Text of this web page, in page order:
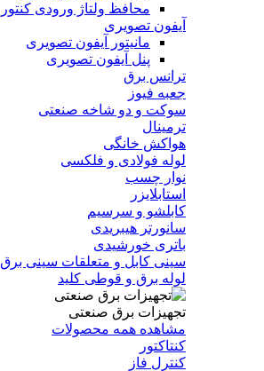
محافظ ولتاژ ورودی کنتور
آیفون تصویری
مانیتور آیفون تصویری
پنل آیفون تصویری
ترانس برق
جعبه فیوز
سوکت و دو شاخه صنعتی
ترمینال
هواکش خانگی
لوله فولادی و فلکسی
نوار چسب
استابلایزر
کابلشو و سرسیم
سانورتر هیبریدی
باتری خورشیدی
سینی کابل و متعلقات سینی برق
لوله برق و قوطی کلید
تجهیزات برق صنعتی
مشاهده همه محصولات
کنتاکتور
کنترل فاز